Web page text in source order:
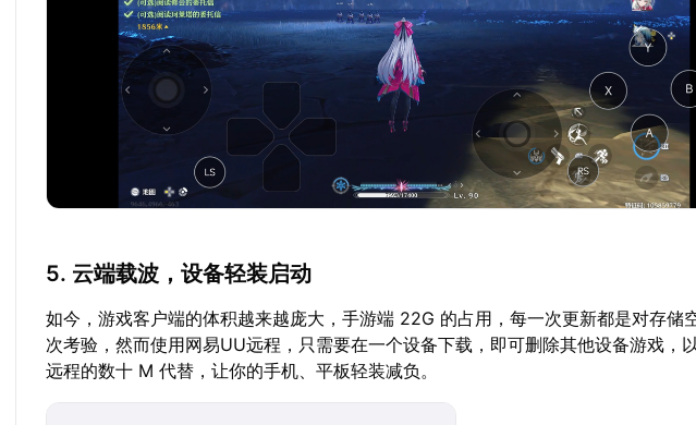
5. 云端载波，设备轻装启动
如今，游戏客户端的体积越来越庞大，手游端 22G 的占用，每一次更新都是对存储
次考验，然而使用网易UU远程，只需要在一个设备下载，即可删除其他设备游戏，
远程的数十 M 代替，让你的手机、平板轻装减负。